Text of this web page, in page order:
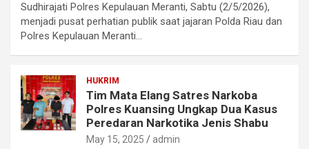
Sudhirajati Polres Kepulauan Meranti, Sabtu (2/5/2026),
menjadi pusat perhatian publik saat jajaran Polda Riau dan
Polres Kepulauan Meranti…
HUKRIM
Tim Mata Elang Satres Narkoba
Polres Kuansing Ungkap Dua Kasus
Peredaran Narkotika Jenis Shabu
May 15, 2025 admin